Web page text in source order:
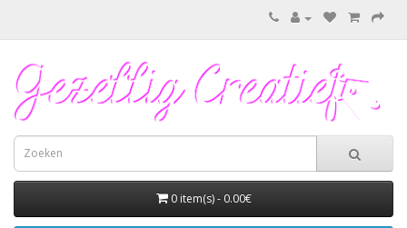
0 item(s) - 0.00€